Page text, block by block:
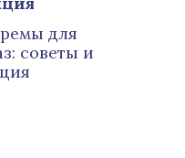
для
советы и